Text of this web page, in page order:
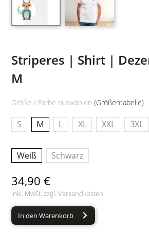
Striperes | Shirt |
M
Größe / Farbe auswählen(Größentabelle)
S M L XL XXL 3XL
Weiß Schwarz
34,90 €
inkl. MwSt. zzgl.Versandkosten
In den Warenkorb